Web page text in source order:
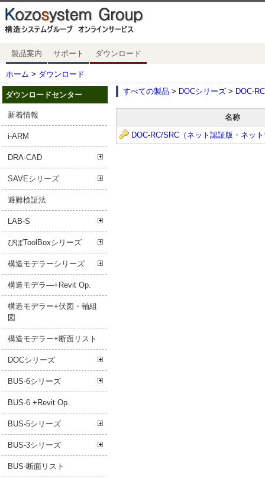
製品案内 サポート ダウンロード
ホーム > ダウンロード
ダウンロードセンター
新着情報
i-ARM
DRA-CAD
SAVEシリーズ
避難検証法
LAB-S
ぴぼToolBoxシリーズ
構造モデラーシリーズ
構造モデラ―+Revit Op.
構造モデラー+伏図・軸組
図
構造モデラー+断面リスト
DOCシリーズ
BUS-6シリーズ
BUS-6 +Revit Op.
BUS-5シリーズ
BUS-3シリーズ
BUS-断面リスト
すべての製品 > DOCシリーズ > DOC-
名称
DOC-RC/SRC（ネット認証版・ネッ